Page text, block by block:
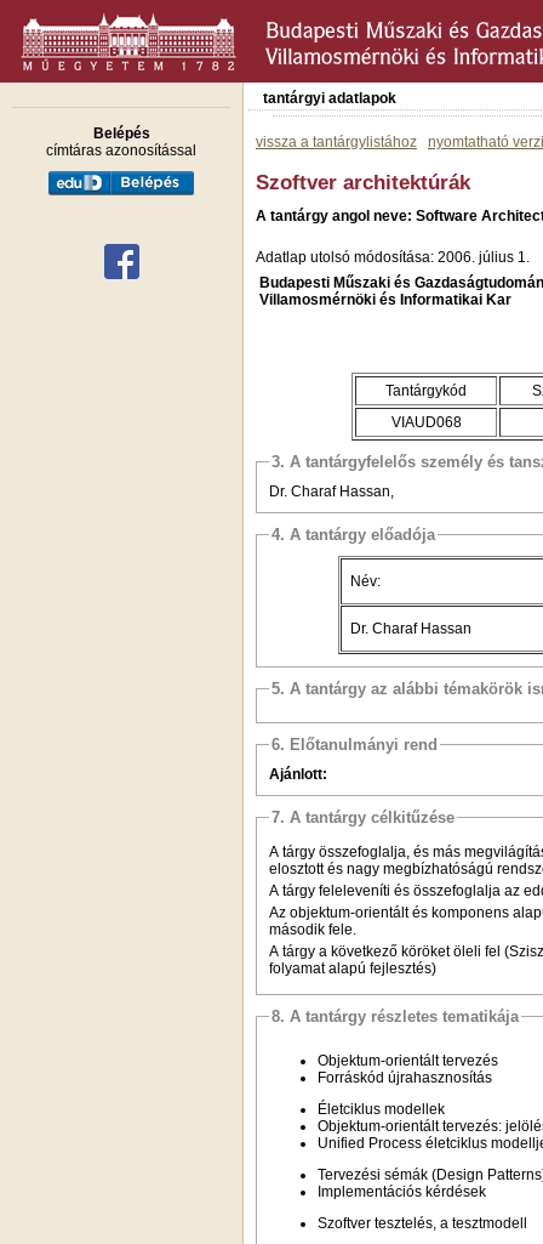
Belépés
címtáras azonosítással
tantárgyi adatlapok
vissza a tantárgylistához nyomtatható
Szoftver architektúrák
A tantárgy angol neve: Software
Adatlap utolsó módosítása: 2006. július 1.
Budapesti Műszaki és
Villamosmérnöki és Informatikai Kar
Tantárgykód
VIAUD068
3. A tantárgyfelelős személy és
Dr. Charaf Hassan,
4. A tantárgy előadója
Név:
Dr. Charaf Hassan
5. A tantárgy az alábbi témakörök
6. Előtanulmányi rend
Ajánlott:
7. A tantárgy célkitűzése
A tárgy összefoglalja, és más
elosztott és nagy megbízhatóságú
A tárgy feleleveníti és összefoglalja az
Az objektum-orientált és komponens
második fele.
A tárgy a következő köröket öleli fel
folyamat alapú fejlesztés)
8. A tantárgy részletes tematikája
Objektum-orientált tervezés
Forráskód újrahasznosítás
Életciklus modellek
Objektum-orientált tervezés:
Unified Process életciklus
Tervezési sémák (Design
Implementációs kérdések
Szoftver tesztelés, a tesztmodell